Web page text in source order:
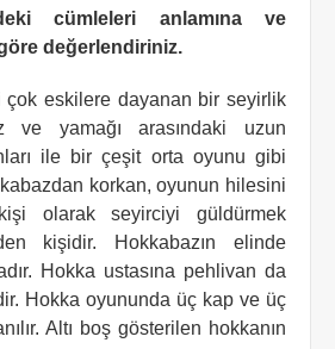
cümleleri anlamına ve
değerlendiriniz.
çok eskilere dayanan bir seyirlik
ve yamağı arasındaki uzun
ile bir çeşit orta oyunu gibi
korkan, oyunun hilesini
olarak seyirciyi güldürmek
kişidir. Hokkabazın elinde
Hokka ustasına pehlivan da
Hokka oyununda üç kap ve üç
Altı boş gösterilen hokkanın